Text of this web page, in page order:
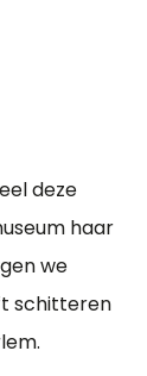
deze
haar
we
schitteren